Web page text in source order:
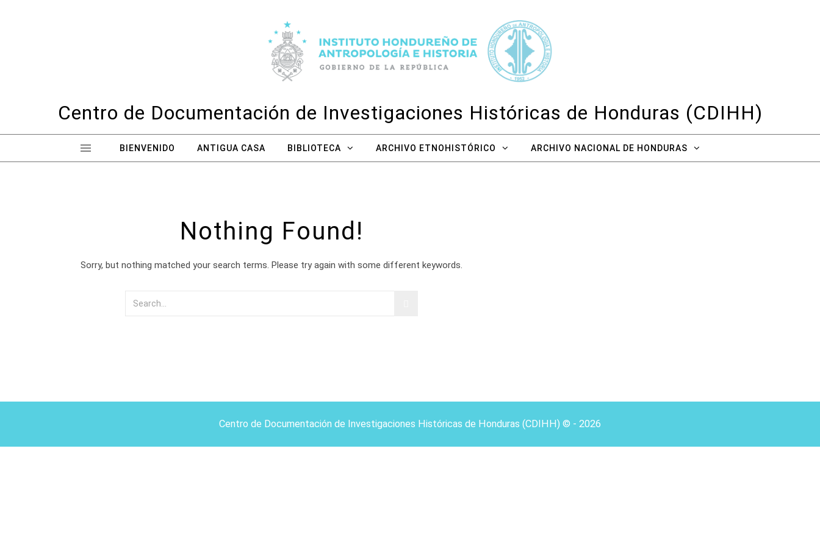
Centro de Documentación de Investigaciones Históricas de Honduras (CDIHH)
BIENVENIDO ANTIGUA CASA BIBLIOTECA ARCHIVO ETNOHISTÓRICO ARCHIVO NACIONAL DE HONDURAS
Nothing Found!
Sorry, but nothing matched your search terms. Please try again with some different keywords.
Centro de Documentación de Investigaciones Históricas de Honduras (CDIHH) © - 2026